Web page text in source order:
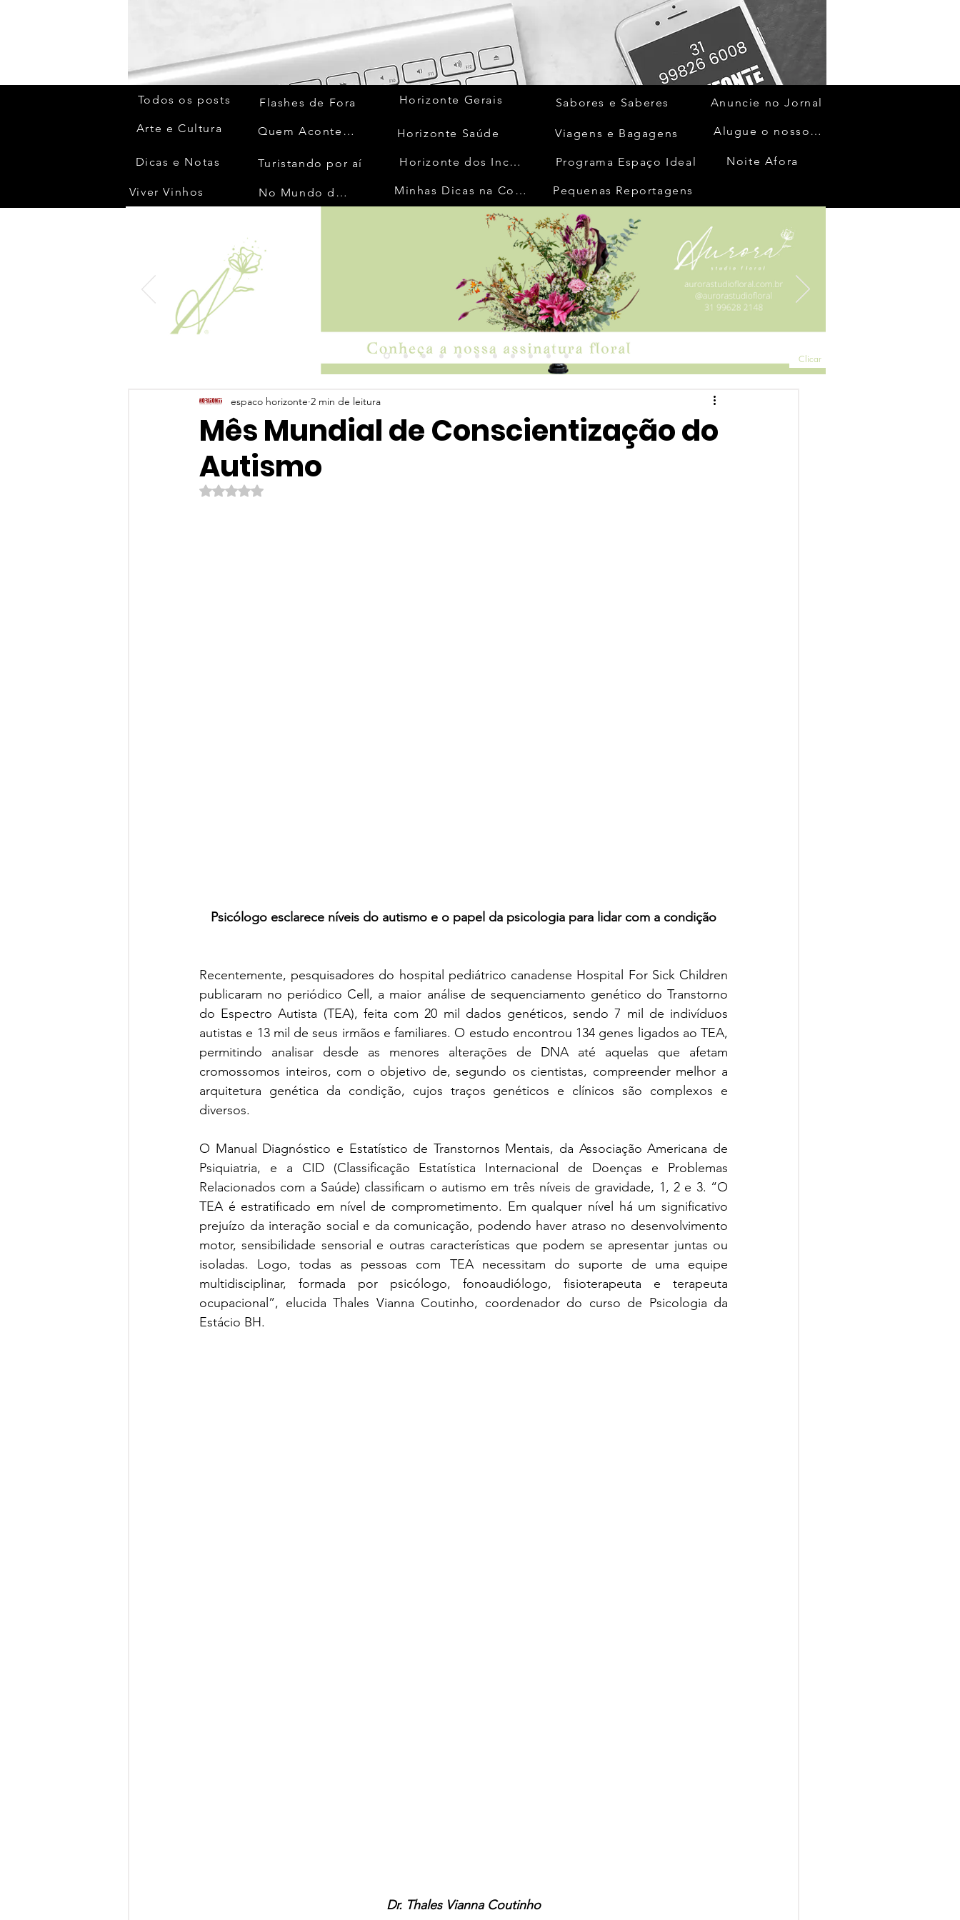
Todos os posts
Arte e Cultura
Dicas e Notas
Viver Vinhos
Flashes de Fora
Quem Acontece
Turistando por aí
No Mundo da Moda
Horizonte Gerais
Horizonte Saúde
Horizonte dos Inconfidentes
Minhas Dicas na Cozinha
Sabores e Saberes
Viagens e Bagagens
Programa Espaço Ideal
Anuncie no Jornal
Alugue o nosso espaço
Noite Afora
Pequenas Reportagens
Clicar
Mês Mundial de Conscientização do
Autismo
espaco horizonte 2 min de leitura
Avaliado com NaN de 5 estrelas.
Psicólogo esclarece níveis do autismo e o papel da psicologia para lidar com a condição
Recentemente, pesquisadores do hospital pediátrico canadense Hospital For Sick Children
publicaram no periódico Cell, a maior análise de sequenciamento genético do Transtorno
do Espectro Autista (TEA), feita com 20 mil dados genéticos, sendo 7 mil de indivíduos
autistas e 13 mil de seus irmãos e familiares. O estudo encontrou 134 genes ligados ao TEA,
permitindo analisar desde as menores alterações de DNA até aquelas que afetam
cromossomos inteiros, com o objetivo de, segundo os cientistas, compreender melhor a
arquitetura genética da condição, cujos traços genéticos e clínicos são complexos e
diversos.
O Manual Diagnóstico e Estatístico de Transtornos Mentais, da Associação Americana de
Psiquiatria, e a CID (Classificação Estatística Internacional de Doenças e Problemas
Relacionados com a Saúde) classificam o autismo em três níveis de gravidade, 1, 2 e 3. “O
TEA é estratificado em nível de comprometimento. Em qualquer nível há um significativo
prejuízo da interação social e da comunicação, podendo haver atraso no desenvolvimento
motor, sensibilidade sensorial e outras características que podem se apresentar juntas ou
isoladas. Logo, todas as pessoas com TEA necessitam do suporte de uma equipe
multidisciplinar, formada por psicólogo, fonoaudiólogo, fisioterapeuta e terapeuta
ocupacional”, elucida Thales Vianna Coutinho, coordenador do curso de Psicologia da
Estácio BH.
Dr. Thales Vianna Coutinho